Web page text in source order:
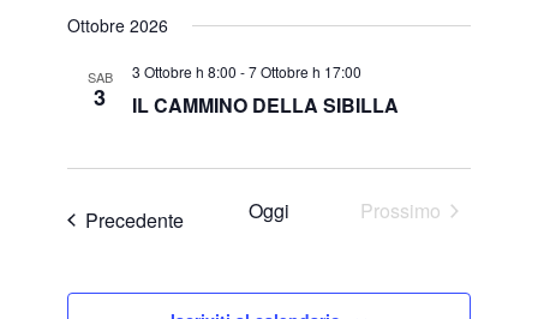
Ottobre 2026
SAB
3
3 Ottobre h 8:00 -7 Ottobre h 17:00
IL CAMMINO DELLA SIBILLA
PrecedenteEventi Oggi
Prossimo